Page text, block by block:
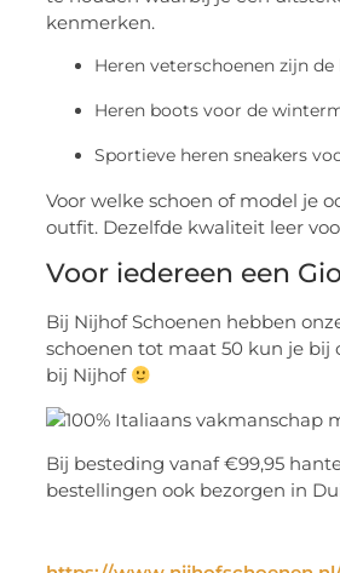
kenmerken.
Heren veterschoenen zijn
Heren boots voor de
Sportieve heren sneakers
Voor welke schoen of model je
outfit. Dezelfde kwaliteit leer
Voor iedereen een
Bij Nijhof Schoenen hebben
schoenen tot maat 50 kun je bij
bij Nijhof
Bij besteding vanaf €99,95
bestellingen ook bezorgen in